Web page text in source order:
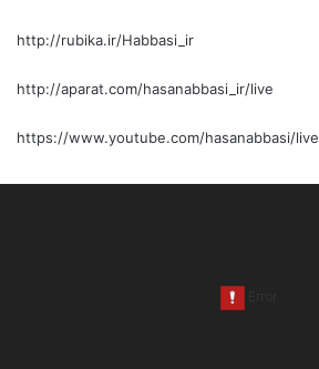
http://rubika.ir/Habbasi_ir
http://aparat.com/hasanabbasi_ir/live
https://www.youtube.com/hasanabbasi/live